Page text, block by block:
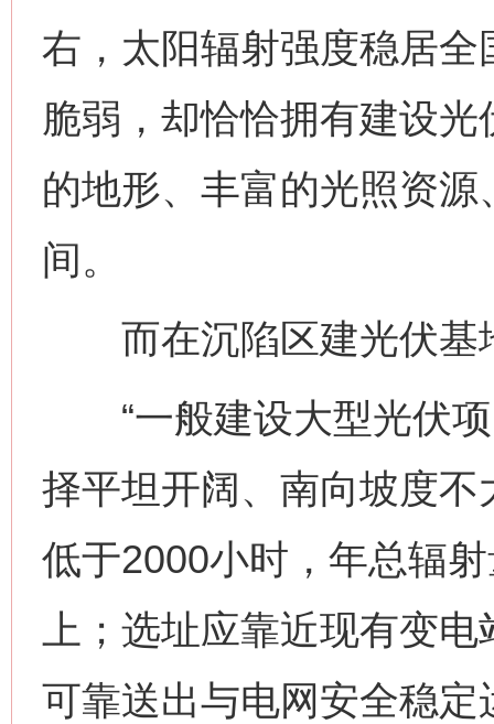
右，太阳辐射强度稳居全
脆弱，却恰恰拥有建设
的地形、丰富的光照资
间。
而在沉陷区建光伏基
“一般建设大型光伏项
择平坦开阔、南向坡度
低于2000小时，年总辐
上；选址应靠近现有变
可靠送出与电网安全稳定